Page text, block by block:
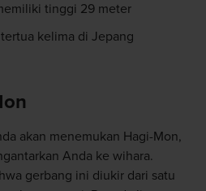
tinggi 29 meter
kelima di Jepang
akan menemukan Hagi-Mon,
Anda ke wihara.
gerbang ini diukir dari satu